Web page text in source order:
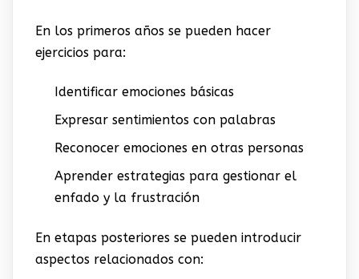
En los primeros años se pueden hacer
ejercicios para:
Identificar emociones básicas
Expresar sentimientos con palabras
Reconocer emociones en otras personas
Aprender estrategias para gestionar el
enfado y la frustración
En etapas posteriores se pueden introducir
aspectos relacionados con: